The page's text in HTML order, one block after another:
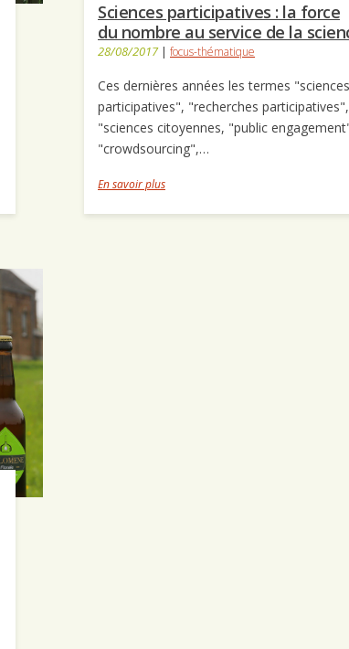
Sciences participatives : la force
du nombre au service de la
28/08/2017 | focus-thématique
Ces dernières années les termes "sciences
participatives", "recherches participatives",
"sciences citoyennes, "public
"crowdsourcing",…
En savoir plus